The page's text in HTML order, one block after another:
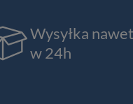
Wysyłka nawet
w 24h